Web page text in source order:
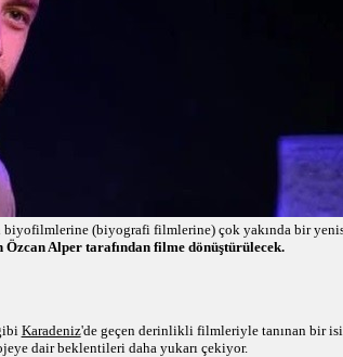
(biyografi filmlerine) çok yakında bir
Alper tarafından filme dönüştürülecek.
Karadeniz'de geçen derinlikli filmleriyle tanınan bir
dair beklentileri daha yukarı çekiyor.